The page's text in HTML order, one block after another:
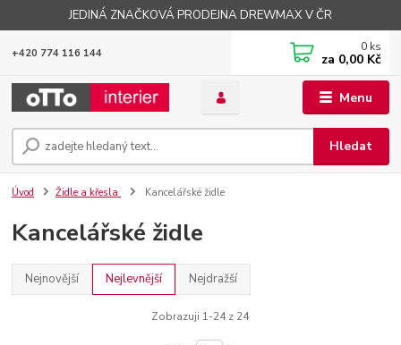
JEDINÁ ZNAČKOVÁ PRODEJNA DREWMAX V ČR
Menu
Hledat
+420 774 116 144 0 ks
za 0,00 Kč
Úvod Židle a křesla Kancelářské židle
Kancelářské židle
Nejnovější Nejlevnější Nejdražší
Zobrazuji 1-24 z 24